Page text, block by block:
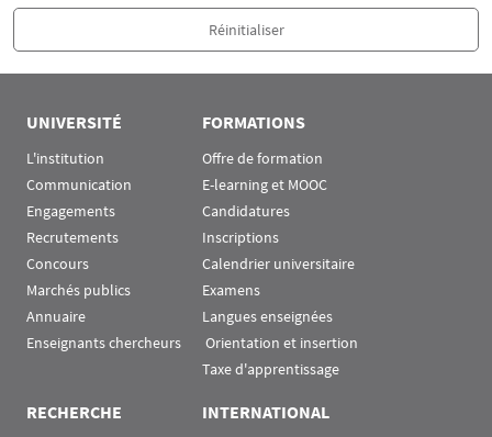
UNIVERSITÉ
L'institution
Communication
Engagements
Recrutements
Concours
Marchés publics
Annuaire
Enseignants chercheurs
FORMATIONS
Offre de formation
E-learning et MOOC
Candidatures
Inscriptions
Calendrier universitaire
Examens
Langues enseignées
Orientation et insertion
Taxe d'apprentissage
RECHERCHE INTERNATIONAL